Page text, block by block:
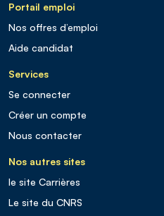
Portail emploi
Nos offres d’emploi
Aide candidat
Services
Se connecter
Créer un compte
Nous contacter
Nos autres sites
le site Carrières
Le site du CNRS